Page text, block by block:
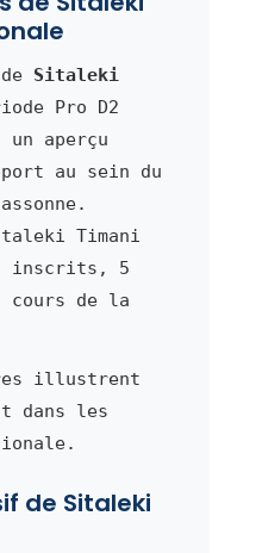
Sitaleki
Pro D2
aperçu
au sein du
Timani
inscrits, 5
cours de la
illustrent
dans les
de Sitaleki